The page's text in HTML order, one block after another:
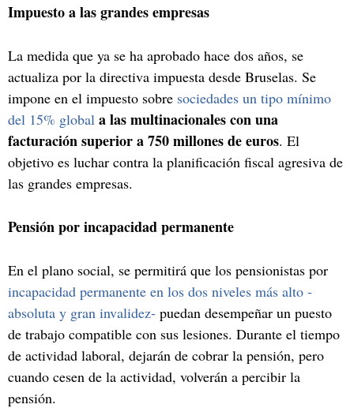
Impuesto a las grandes empresas
La medida que ya se ha aprobado hace dos años, se
actualiza por la directiva impuesta desde Bruselas. Se
impone en el impuesto sobre sociedades un tipo mínimo
del 15% global a las multinacionales con una
facturación superior a 750 millones de euros. El
objetivo es luchar contra la planificación fiscal agresiva de
las grandes empresas.
Pensión por incapacidad permanente
En el plano social, se permitirá que los pensionistas por
incapacidad permanente en los dos niveles más alto -
absoluta y gran invalidez- puedan desempeñar un puesto
de trabajo compatible con sus lesiones. Durante el tiempo
de actividad laboral, dejarán de cobrar la pensión, pero
cuando cesen de la actividad, volverán a percibir la
pensión.